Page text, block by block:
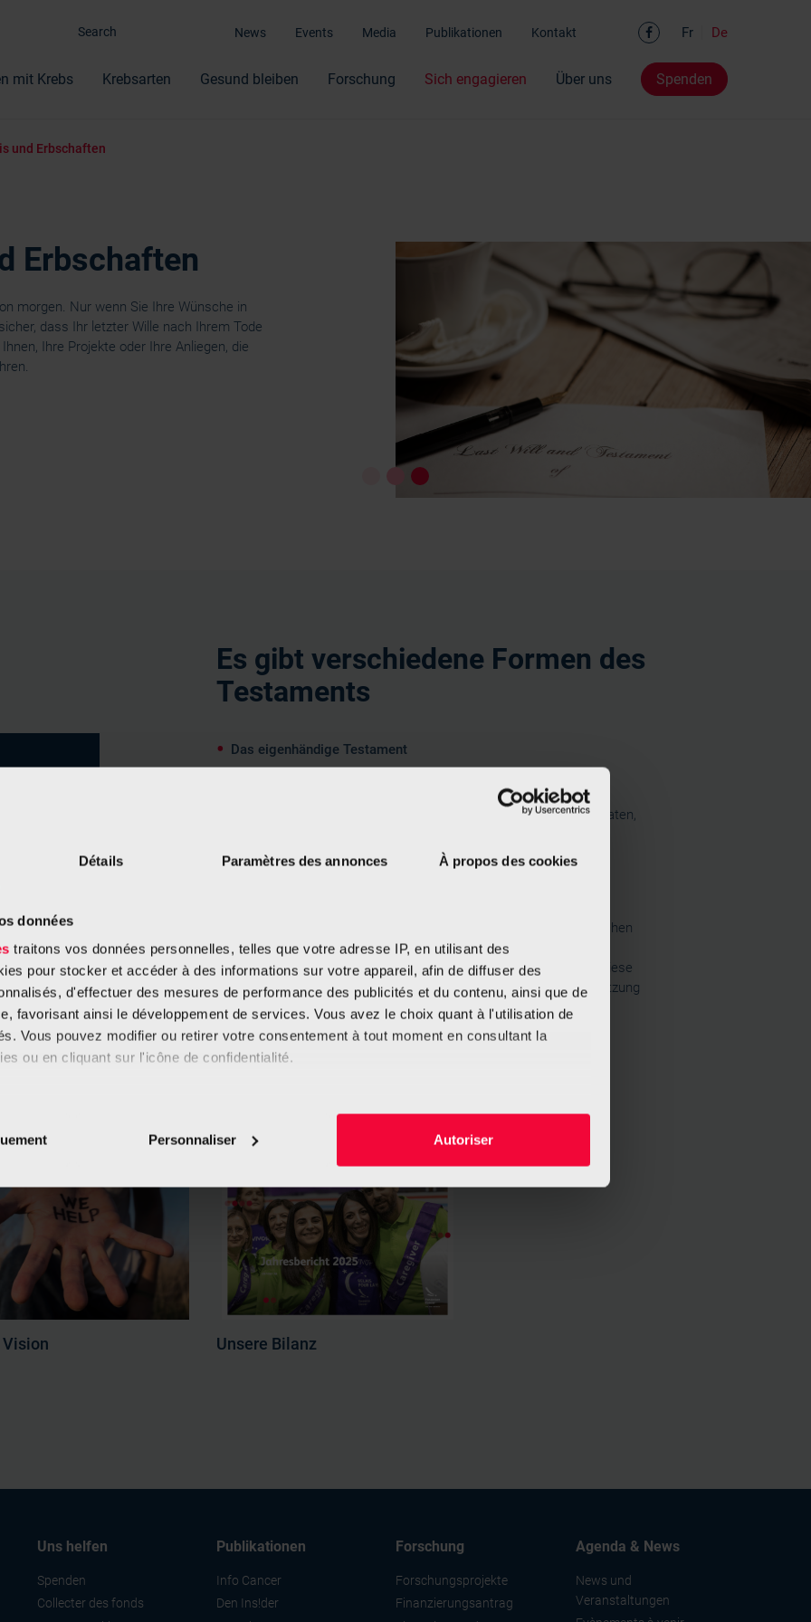
Détails Paramètres des annonces À propos des cookies
données
traitons vos données personnelles, telles que votre adresse IP, en utilisant des
pour stocker et accéder à des informations sur votre appareil, afin de diffuser des
d'effectuer des mesures de performance des publicités et du contenu, ainsi que de
favorisant ainsi le développement de services. Vous avez le choix quant à l'utilisation de
Vous pouvez modifier ou retirer votre consentement à tout moment en consultant la
ou en cliquant sur l'icône de confidentialité.
en l'analysant activement pour en relever les caractéristiques spécifiques (empreintes
de vos données personnelles et définir vos préférences, reportez-vous à la
ou retirer votre consentement à tout moment à partir de la déclaration sur les cookies.
personnaliser le contenu et les annonces, d'offrir des fonctionnalités relatives aux médias
Nous partageons également des informations sur l'utilisation de notre site avec nos
de publicité et d'analyse, qui peuvent combiner celles-ci avec d'autres informations que
ont collectées lors de votre utilisation de leurs services.
Personnaliser Autoriser
News Events Media Publikationen Kontakt Facebook
Fr De
mit Krebs Krebsarten Gesund bleiben Forschung Sich engagieren Über uns Spenden
und Erbschaften
Erbschaften
morgen. Nur wenn Sie Ihre Wünsche in
dass Ihr letzter Wille nach Ihrem Tode
Ihre Projekte oder Ihre Anliegen, die
Es gibt verschiedene Formen des
Testaments
Das eigenhändige Testament
Das vom Verfasser handschriftlich erstellte Testament muss
unterzeichnet und datiert werden, um gültig zu bleiben. Es wird geraten,
Das beglaubigte Testament wird von einem Notar nach den Wünschen
des Erblassers, in Anwesenheit zweier Zeugen oder eines weiteren
Notars, aufgesetzt. Dieses Testament wird vom Notar verwahrt. Diese
Form des Testaments garantiert gröβte Sicherheit für die Durchsetzung
des Willens des Erblassers.
könnte
Vision Unsere Bilanz
Uns helfen
Spenden
Collecter des fonds
Publikationen
Info Cancer
Den Ins!der
Forschung
Forschungsprojekte
Finanzierungsantrag
Agenda & News
News und
Veranstaltungen